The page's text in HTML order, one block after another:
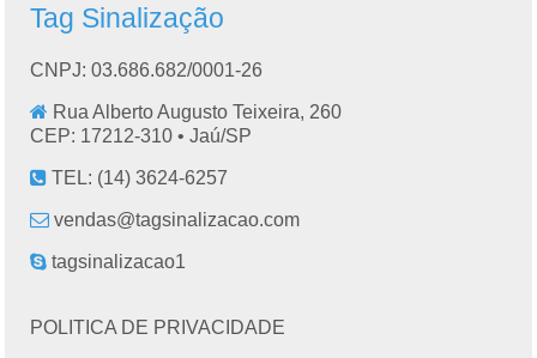
Tag Sinalização
CNPJ: 03.686.682/0001-26
Rua Alberto Augusto Teixeira, 260
CEP: 17212-310 •Jaú/SP
TEL: (14) 3624-6257
vendas@tagsinalizacao.com
tagsinalizacao1
POLITICA DE PRIVACIDADE